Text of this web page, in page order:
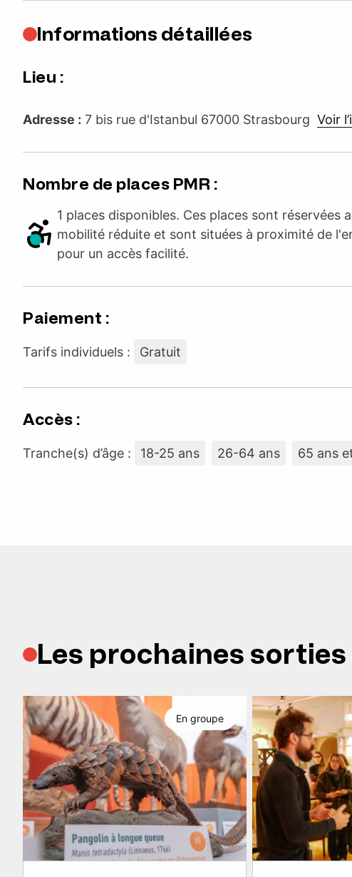
Informations détaillées
Lieu :
Adresse : 7 bis rue d'Istanbul 67000 Strasbourg Voir
Nombre de places PMR :
1 places disponibles. Ces places sont réservées
mobilité réduite et sont situées à proximité de
pour un accès facilité.
Paiement :
Tarifs individuels : Gratuit
Accès :
Tranche(s) d’âge : 18-25 ans 26-64 ans 65 ans
Les prochaines
En groupe